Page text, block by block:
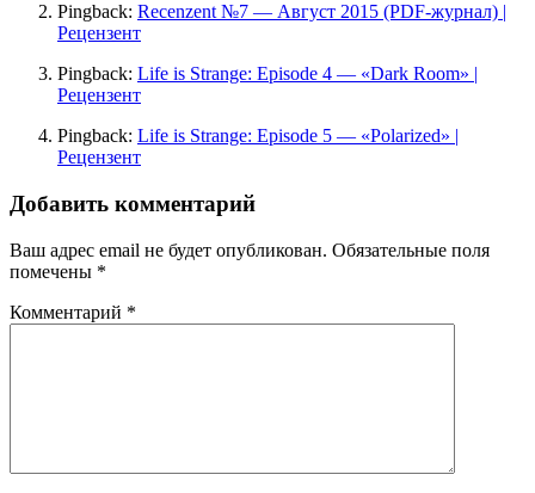
Pingback: Recenzent №7 — Август 2015 (PDF-журнал) |
Рецензент
Pingback: Life is Strange: Episode 4 — «Dark Room» |
Рецензент
Pingback: Life is Strange: Episode 5 — «Polarized» |
Рецензент
Добавить комментарий
Ваш адрес email не будет опубликован. Обязательные поля
помечены *
Комментарий *